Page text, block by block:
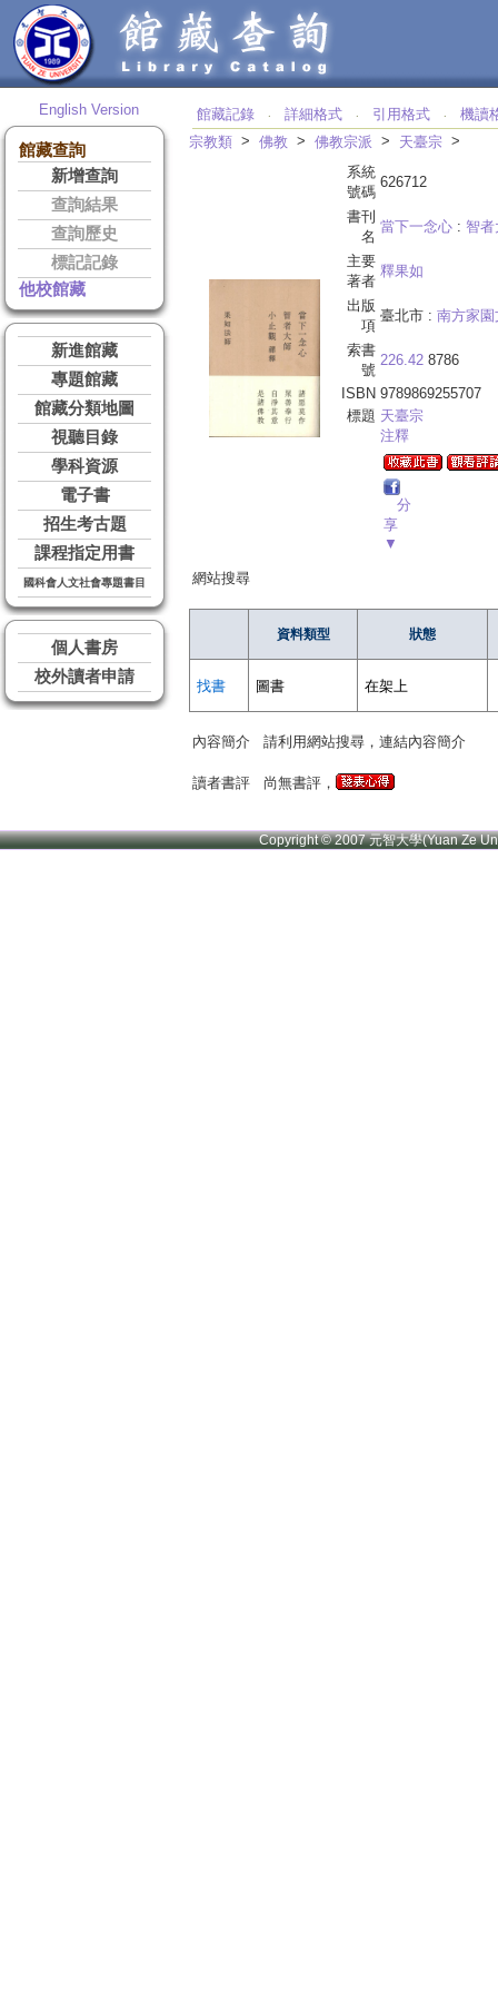
English Version
館藏查詢
新增查詢
查詢結果
查詢歷史
標記記錄
他校館藏
新進館藏
專題館藏
館藏分類地圖
視聽目錄
學科資源
電子書
招生考古題
課程指定用書
國科會人文社會專題書目
個人書房
校外讀者申請
館藏記錄 ‧ 詳細格式 ‧ 引用格式 ‧
機讀
宗教類 > 佛教 > 佛教宗派 > 天臺宗 >
系統
號碼
626712
書刊
名
當下一念心 : 智
主要
著者
釋果如
出版
項
臺北市 : 南方家園
索書
號
226.42 8786
ISBN 9789869255707
標題 天臺宗
注釋
分
享
▼
網站搜尋
資料類型 狀態
找書 圖書 在架上
內容簡介 請利用網站搜尋，連結內容簡介
讀者書評 尚無書評，
Copyright © 2007 元智大學(Yuan Ze